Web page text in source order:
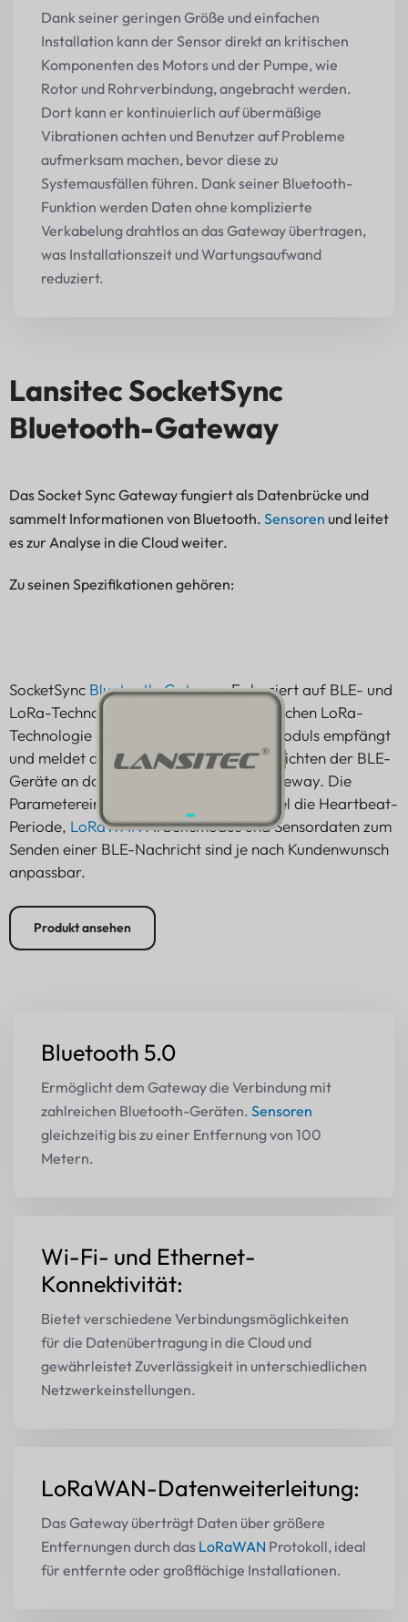
Dank seiner geringen Größe und einfachen
Installation kann der Sensor direkt an kritischen
Komponenten des Motors und der Pumpe, wie
Rotor und Rohrverbindung, angebracht werden.
Dort kann er kontinuierlich auf übermäßige
Vibrationen achten und Benutzer auf Probleme
aufmerksam machen, bevor diese zu
Systemausfällen führen. Dank seiner Bluetooth-
Funktion werden Daten ohne komplizierte
Verkabelung drahtlos an das Gateway übertragen,
was Installationszeit und Wartungsaufwand
reduziert.
Lansitec SocketSync
Bluetooth-Gateway
Das Socket Sync Gateway fungiert als Datenbrücke und
sammelt Informationen von Bluetooth. Sensoren und leitet
es zur Analyse in die Cloud weiter.
Zu seinen Spezifikationen gehören:
SocketSync Bluetooth-GatewayEs basiert auf BLE- und
LoRa-Technologie. Dank der fortschrittlichen LoRa-
Technologie und des integrierten BLE-Moduls empfängt
und meldet das BLE-Gateway die Nachrichten der BLE-
Geräte an das Gateway.
Gateway. Die
Parametereinstellungen, wie zum Beispiel die Heartbeat-
Periode, LoRaWANArbeitsmodus und Sensordaten zum
Senden einer BLE-Nachricht sind je nach Kundenwunsch
anpassbar.
Produkt ansehen
Bluetooth 5.0
Ermöglicht dem Gateway die Verbindung mit
zahlreichen Bluetooth-Geräten. Sensoren
gleichzeitig bis zu einer Entfernung von 100
Metern.
Wi-Fi- und Ethernet-
Konnektivität:
Bietet verschiedene Verbindungsmöglichkeiten
für die Datenübertragung in die Cloud und
gewährleistet Zuverlässigkeit in unterschiedlichen
Netzwerkeinstellungen.
LoRaWAN-Datenweiterleitung:
Das Gateway überträgt Daten über größere
Entfernungen durch das LoRaWAN Protokoll, ideal
für entfernte oder großflächige Installationen.